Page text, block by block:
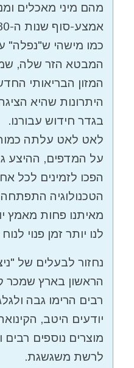
מהם מיני מאכלים
כמו מישהי ש"נפלה"
המבטא הזר שלה,
המזון הבריאותי
היתרונות שהיא
בגדר חידוש עבורנו.
לאט לאט עלתה כמות
על המדפים, ההיצע
הפכו לזמינים לכל
הטכנולוגיה
מאיתנו פחות מאמץ
לנו יותר זמן פנוי
נחזור לבעלים של
הראשון בארץ שמכר
רבים הרימו גבה
יודעים היטב,
מוצרים נוספים
לרשת משגשגת.